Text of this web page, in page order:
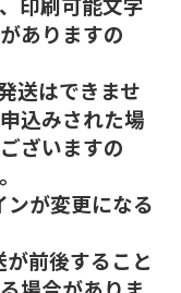
ありますの
送はできませ
込みされた場
ざいますの
が変更になる
前後すること